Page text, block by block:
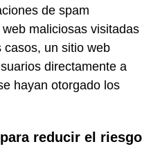
de spam
maliciosas visitadas
casos, un sitio web
directamente a
hayan otorgado los
reducir el riesgo